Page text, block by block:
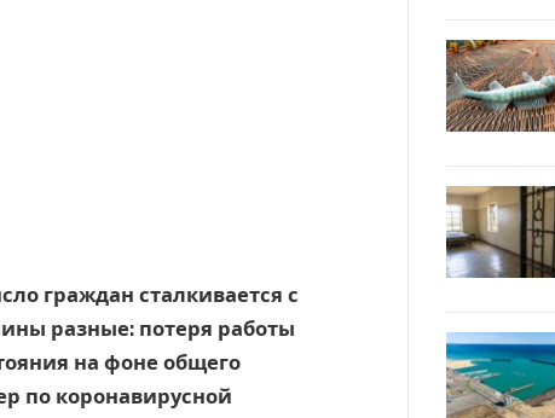
граждан сталкивается с
разные: потеря работы
на фоне общего
по коронавирусной